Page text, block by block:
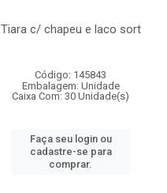
Tiara c/ chapeu e laco sort
Código: 145843
Embalagem: Unidade
Caixa Com: 30 Unidade(s)
Faça seu login ou
cadastre-se para
comprar.